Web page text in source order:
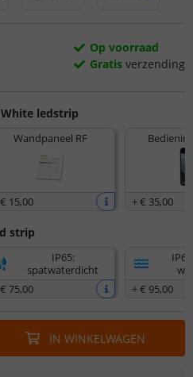
ledstrip
Wandpaneel RF
€ 15,00 +€ 35,00
strip
IP65:
spatwaterdicht
€ 75,00
+€ 95,00
Op voorraad
Gratis verzending
IN WINKELWAGEN